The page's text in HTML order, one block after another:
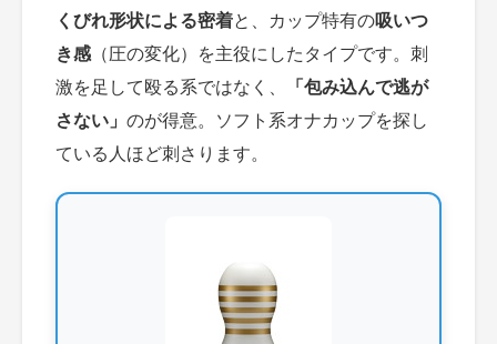
くびれ形状による密着と、カップ特有の吸いつ
き感（圧の変化）を主役にしたタイプです。刺
激を足して殴る系ではなく、
「包み込んで逃が
さない」 のが得意。ソフト系オナカップを探し
ている人ほど刺さります。